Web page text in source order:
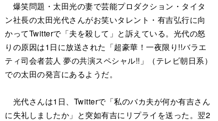
爆笑問題・太田光の妻で芸能プロダクション・タイタ
ン社長の太田光代さんがお笑いタレント・有吉弘行に向
かってTwitterで「夫を殺して」と訴えている。光代の怒
りの原因は1日に放送された「超豪華！一夜限り!!バラエ
ティ司会者芸人 夢の共演スペシャル!!」（テレビ朝日系）
での太田の発言にあるようだ。
光代さんは1日、Twitterで「私のバカ夫が何か有吉さん
に失礼しましたか」と突如有吉にリプライを送った。翌2